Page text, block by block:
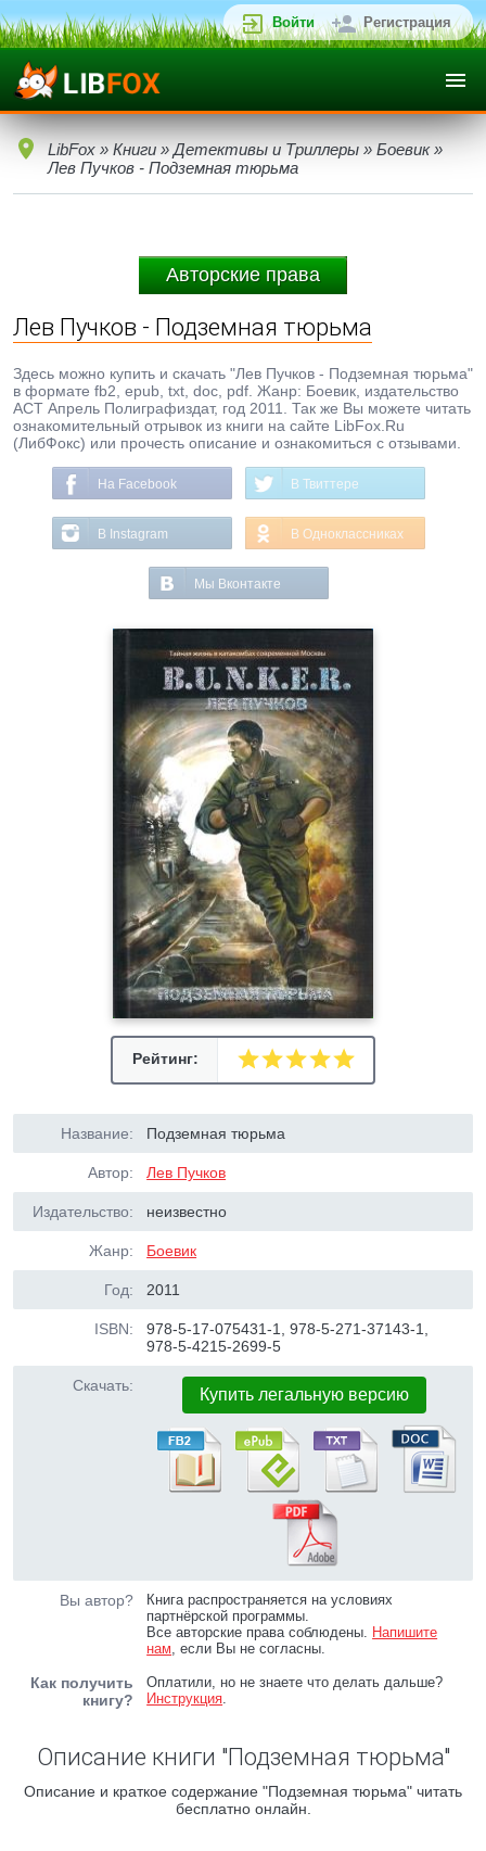
Войти Регистрация
LibFox » Книги » Детективы и Триллеры » Боевик»
Лев Пучков - Подземная тюрьма
Авторские права
Лев Пучков - Подземная тюрьма
Здесь можно купить и скачать "Лев Пучков - Подземная тюрьма"
в формате fb2, epub, txt, doc, pdf. Жанр: Боевик, издательство
ACT Апрель Полиграфиздат, год 2011. Так же Вы можете читать
ознакомительный отрывок из книги на сайте LibFox.Ru
(ЛибФокс) или прочесть описание и ознакомиться с отзывами.
На Facebook В Твиттере
В Instagram В Одноклассниках
Мы Вконтакте
Рейтинг:
Название: Подземная тюрьма
Автор: Лев Пучков
Издательство: неизвестно
Жанр: Боевик
Год: 2011
ISBN:
978-5-17-075431-1, 978-5-271-37143-1,
978-5-4215-2699-5
Скачать: Купить легальную версию
Вы автор?
Книга распространяется на условиях
партнёрской программы.
Все авторские права соблюдены. Напишите
нам, если Вы не согласны.
Как получить
книгу?
Оплатили, но не знаете что делать дальше?
Инструкция.
Описание книги "Подземная тюрьма"
Описание и краткое содержание "Подземная тюрьма" читать
бесплатно онлайн.